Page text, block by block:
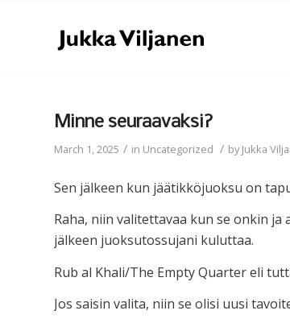
Minne seuraavaksi?
March 1, 2025 / in Uncategorized / byJukka
Sen jälkeen kun jäätikköjuoksu on
Raha, niin valitettavaa kun se onkin
jälkeen juoksutossujani kuluttaa.
Rub al Khali/The Empty Quarter eli
Jos saisin valita, niin se olisi uusi